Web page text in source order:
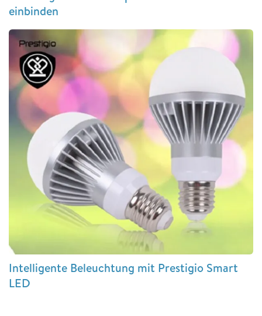
einbinden
Intelligente Beleuchtung mit Prestigio Smart
LED